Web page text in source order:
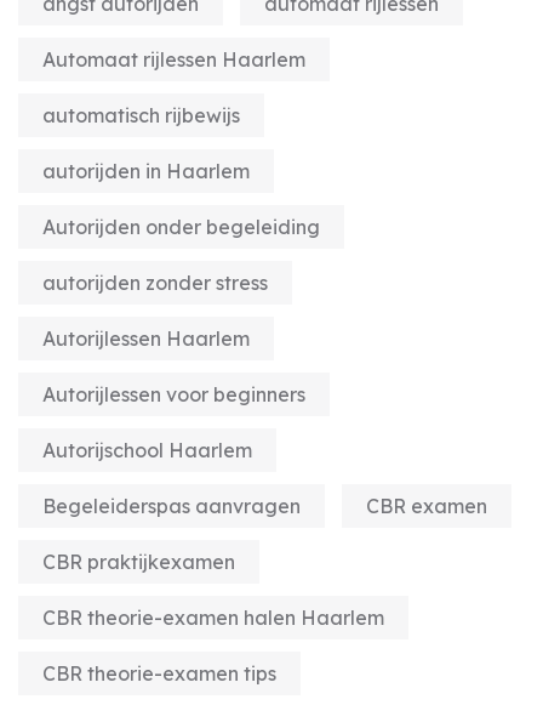
Automaat rijlessen Haarlem
automatisch rijbewijs
autorijden in Haarlem
Autorijden onder begeleiding
autorijden zonder stress
Autorijlessen Haarlem
Autorijlessen voor beginners
Autorijschool Haarlem
Begeleiderspas aanvragen CBR examen
CBR praktijkexamen
CBR theorie-examen halen Haarlem
CBR theorie-examen tips